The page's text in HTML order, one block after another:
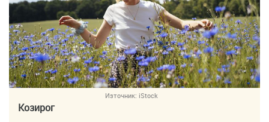
Източник: iStock
Козирог